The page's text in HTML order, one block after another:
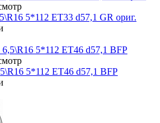
5*112 ET33 d57,1 GR ориг.
5*112 ET46 d57,1 BFP